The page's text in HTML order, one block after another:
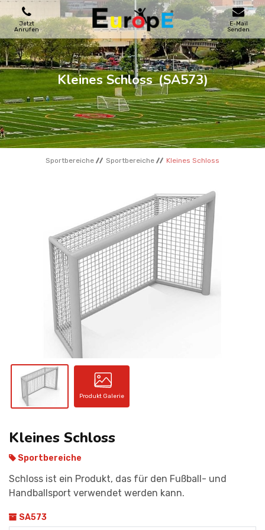
Jetzt
Anrufen
E-Mail
Senden
SPIELPLATZE
SKATEPARKS
HOLZHӒUSER
STADTMOBEL
REFERENZEN
KONTAKT
Kleines Schloss (SA573)
Sportbereiche Sportbereiche Kleines Schloss
Produkt Galerie
Kleines Schloss
Sportbereiche
Schloss ist ein Produkt, das für den Fußball- und
Handballsport verwendet werden kann.
SA573